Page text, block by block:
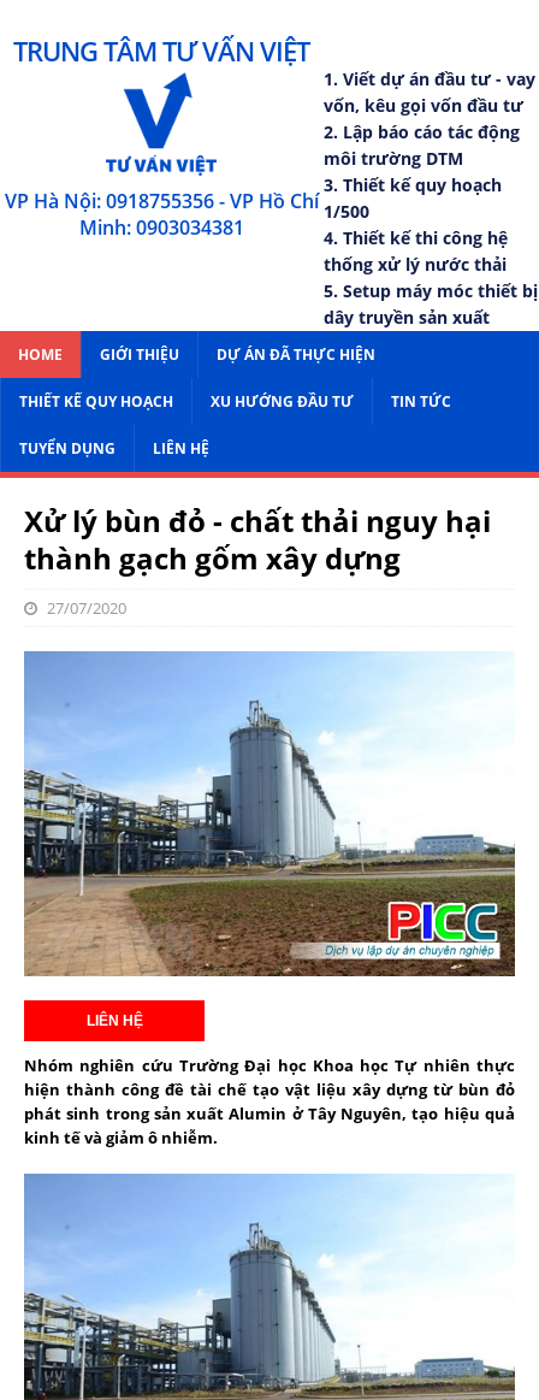
TRUNG TÂM TƯ VẤN VIỆT
VP Hà Nội: 0918755356 - VP Hồ Chí
Minh: 0903034381
1. Viết dự án đầu tư - vay
vốn, kêu gọi vốn đầu tư
2. Lập báo cáo tác động
môi trường DTM
3. Thiết kế quy hoạch
1/500
4. Thiết kế thi công hệ
thống xử lý nước thải
5. Setup máy móc thiết bị
dây truyền sản xuất
HOME GIỚI THIỆU DỰ ÁN ĐÃ THỰC HIỆN
THIẾT KẾ QUY HOẠCH XU HƯỚNG ĐẦU TƯ TIN TỨC
TUYỂN DỤNG LIÊN HỆ
Xử lý bùn đỏ - chất thải nguy hại
thành gạch gốm xây dựng
27/07/2020
Nhóm nghiên cứu Trường Đại học Khoa học Tự nhiên thực
hiện thành công đề tài chế tạo vật liệu xây dựng từ bùn đỏ
phát sinh trong sản xuất Alumin ở Tây Nguyên, tạo hiệu quả
kinh tế và giảm ô nhiễm.